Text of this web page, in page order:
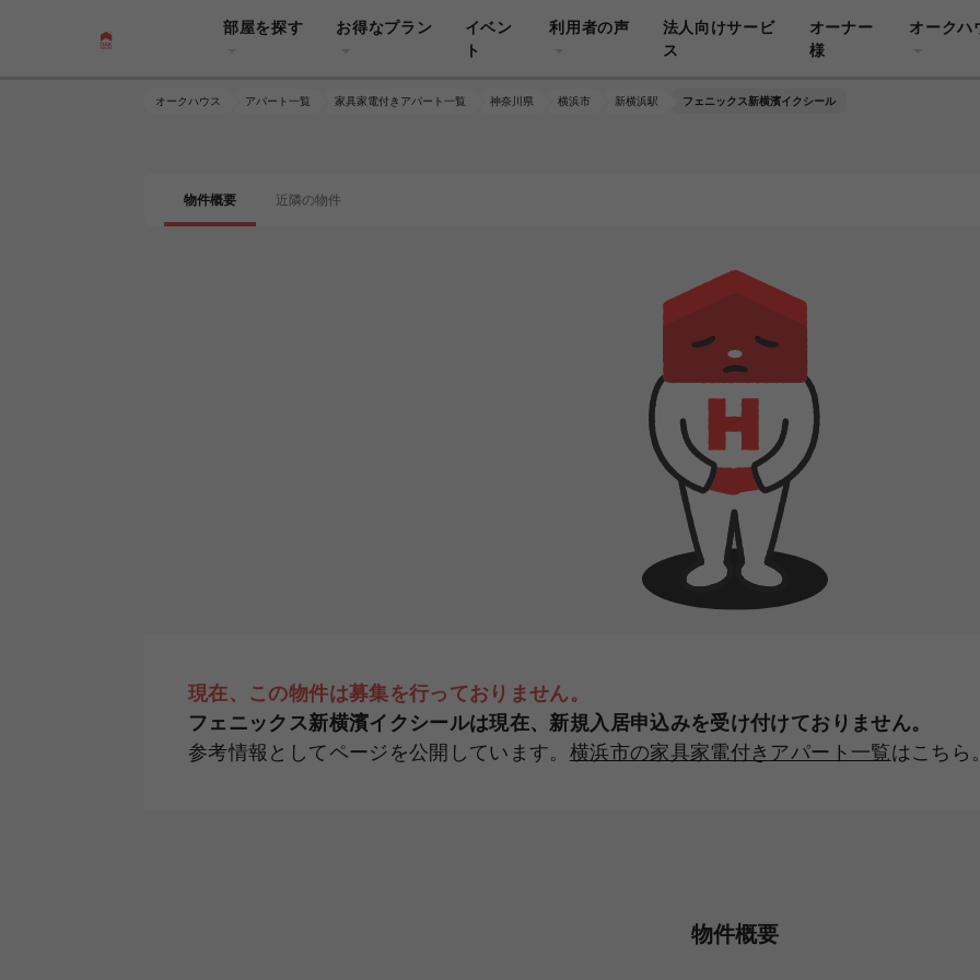
部屋を探す お得なプラン
イベン
ト
利用者の声
法人向けサービ
ス
オーナー
様
オークハ
オークハウス アパート一覧 家具家電付きアパート一覧 神奈川県 横浜市 新横浜駅 フェニックス新横濱イクシール
物件概要 近隣の物件
現在、この物件は募集を行っておりません。
フェニックス新横濱イクシールは現在、新規入居申込みを受け付けておりません。
参考情報としてページを公開しています。 横浜市の家具家電付きアパート一覧はこちら
物件概要